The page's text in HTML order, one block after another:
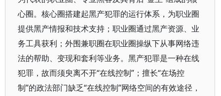
心圈。核心圈搭建起黑产犯罪的运行体系，为职业圈
提供黑产情报和技术支持；职业圈通过黑产资源、业
务工具获利；外围兼职圈在职业圈操纵下从事网络违
法的帮助、变现和套利等业务。黑产犯罪是一种在线
犯罪，故而须臾离不开“在线控制”；擅长“在场控
制”的政法部门缺乏“在线控制”网络空间的有效途径，